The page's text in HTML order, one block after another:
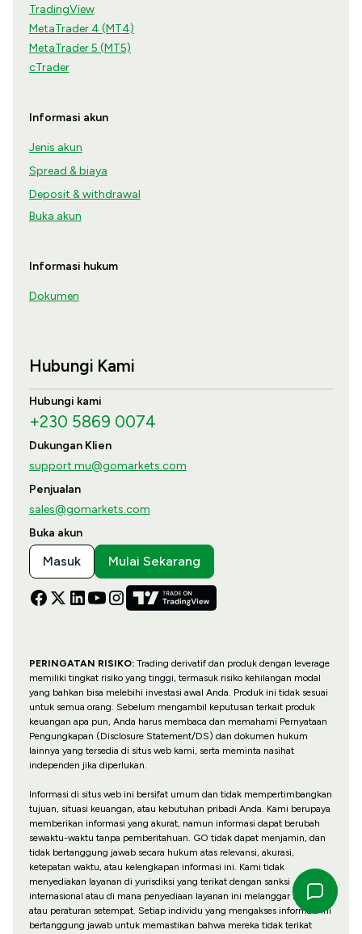
TradingView
MetaTrader 4 (MT4)
MetaTrader 5 (MT5)
cTrader
Informasi akun
Jenis akun
Spread & biaya
Deposit & withdrawal
Buka akun
Informasi hukum
Dokumen
Hubungi Kami
Hubungi kami
+230 5869 0074
Dukungan Klien
support.mu@gomarkets.com
Penjualan
sales@gomarkets.com
Buka akun
Masuk Mulai Sekarang
PERINGATAN RISIKO:Trading derivatif dan produk dengan leverage
memiliki tingkat risiko yang tinggi, termasuk risiko kehilangan modal
yang bahkan bisa melebihi investasi awal Anda. Produk ini tidak sesuai
untuk semua orang. Sebelum mengambil keputusan terkait produk
keuangan apa pun, Anda harus membaca dan memahami Pernyataan
Pengungkapan (Disclosure Statement/DS) dan dokumen hukum
lainnya yang tersedia di situs web kami, serta meminta nasihat
independen jika diperlukan.
Informasi di situs web ini bersifat umum dan tidak mempertimbangkan
tujuan, situasi keuangan, atau kebutuhan pribadi Anda. Kami berupaya
memberikan informasi yang akurat, namun informasi dapat berubah
sewaktu-waktu tanpa pemberitahuan. GO tidak dapat menjamin, dan
tidak bertanggung jawab secara hukum atas relevansi, akurasi,
ketepatan waktu, atau kelengkapan informasi ini. Kami tidak
menyediakan layanan di yurisdiksi yang terikat dengan sanksi
internasional atau di mana penyediaan layanan ini melanggar hukum
atau peraturan setempat. Setiap individu yang mengakses informasi ini
bertanggung jawab untuk memastikan bahwa mereka tidak terikat